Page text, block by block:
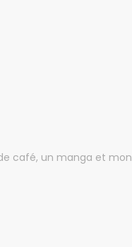
café, un manga et mon